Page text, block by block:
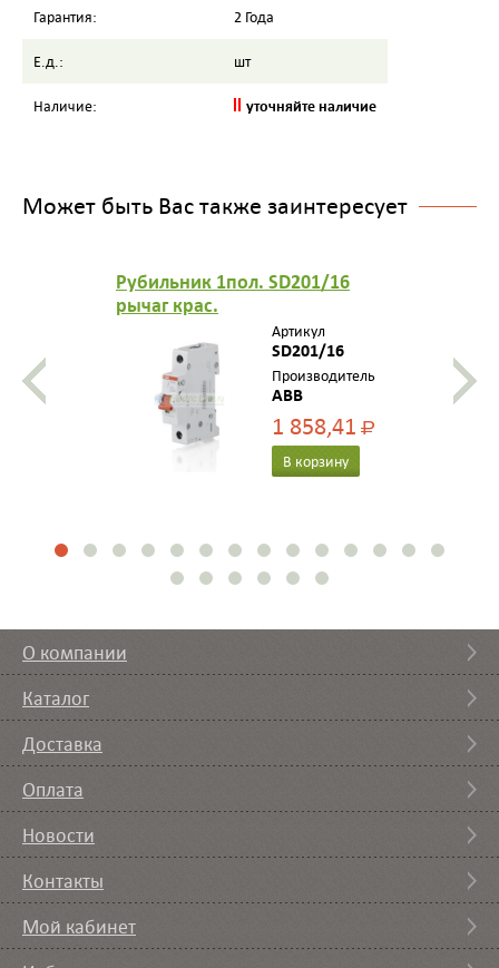
Гарантия: 2 Года
Е.д.: шт
Наличие: уточняйте наличие
Может быть Вас также заинтересует
Рубильник 1пол. SD201/16
рычаг крас.
Артикул
SD201/16
Производитель
ABB
1 858,41Р
В корзину
О компании
Каталог
Доставка
Оплата
Новости
Контакты
Мой кабинет